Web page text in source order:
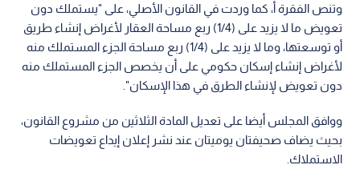
وتنص الفقرة أ، كما وردت في القانون الأصلي، على "يستملك دون
تعويض ما لا يزيد على (1/4) ربع مساحة العقار لأغراض إنشاء طريق
أو توسعتها، وما لا يزيد على (1/4) ربع مساحة الجزء المستملك منه
لأغراض إنشاء إسكان حكومي على أن يخصص الجزء المستملك منه
دون تعويض لإنشاء الطرق في هذا الإسكان".
ووافق المجلس أيضا على تعديل المادة الثلاثين من مشروع القانون،
بحيث يضاف صحيفتان يوميتان عند نشر إعلان إيداع تعويضات
الاستملاك.